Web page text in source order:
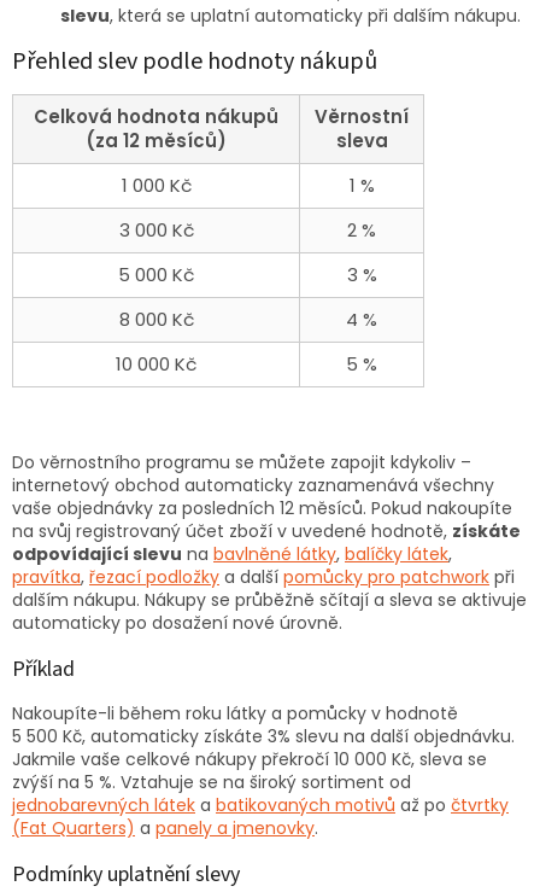
slevu, která se uplatní automaticky při dalším nákupu.
Přehled slev podle hodnoty nákupů
Celková hodnota nákupů
(za 12 měsíců)
Věrnostní
sleva
1 000 Kč
1 %
3 000 Kč
2 %
5 000 Kč
3 %
8 000 Kč
4 %
10 000 Kč
5 %
Do věrnostního programu se můžete zapojit kdykoliv –
internetový obchod automaticky zaznamenává všechny
vaše objednávky za posledních 12 měsíců. Pokud nakoupíte
na svůj registrovaný účet zboží v uvedené hodnotě, získáte
odpovídající slevu na bavlněné látky, balíčky látek,
pravítka, řezací podložky a další pomůcky pro patchwork při
dalším nákupu. Nákupy se průběžně sčítají a sleva se aktivuje
automaticky po dosažení nové úrovně.
Příklad
Nakoupíte-li během roku látky a pomůcky v hodnotě
5 500 Kč, automaticky získáte 3% slevu na další objednávku.
Jakmile vaše celkové nákupy překročí 10 000 Kč, sleva se
zvýší na 5 %. Vztahuje se na široký sortiment od
jednobarevných látek a batikovaných motivů až po čtvrtky
(Fat Quarters) a panely a jmenovky.
Podmínky uplatnění slevy